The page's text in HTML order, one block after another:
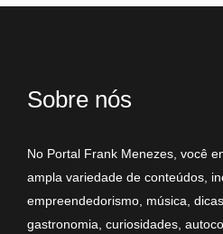
Sobre nós
No Portal Frank Menezes, você
ampla variedade de conteúdos,
empreendedorismo, música,
gastronomia, curiosidades,